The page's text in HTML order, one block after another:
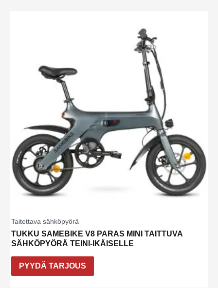
Taitettava sähköpyörä
TUKKU SAMEBIKE V8 PARAS MINI TAITTUVA
SÄHKÖPYÖRÄ TEINI-IKÄISELLE
PYYDÄ TARJOUS